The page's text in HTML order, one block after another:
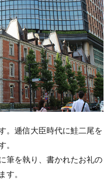
。逓信大臣時代に鮭二尾を
。
筆を執り、書かれたお礼の
す。